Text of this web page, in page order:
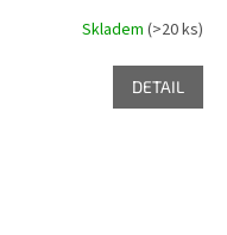
Skladem(>20 ks)
DETAIL